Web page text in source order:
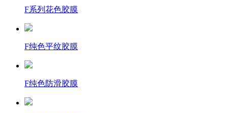
F系列花色胶膜
F纯色平纹胶膜
F纯色防滑胶膜